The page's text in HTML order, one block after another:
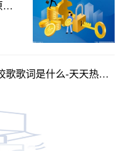
|
歌歌词是什么-天天热推